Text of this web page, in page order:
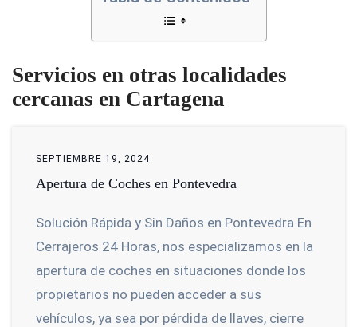
Servicios en otras localidades
cercanas en Cartagena
SEPTIEMBRE 19, 2024
Apertura de Coches en Pontevedra
Solución Rápida y Sin Daños en Pontevedra En
Cerrajeros 24 Horas, nos especializamos en la
apertura de coches en situaciones donde los
propietarios no pueden acceder a sus
vehículos, ya sea por pérdida de llaves, cierre